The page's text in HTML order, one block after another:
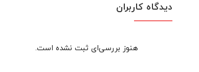
دیدگاه کاربران
هنوز بررسی‌ای ثبت نشده است.